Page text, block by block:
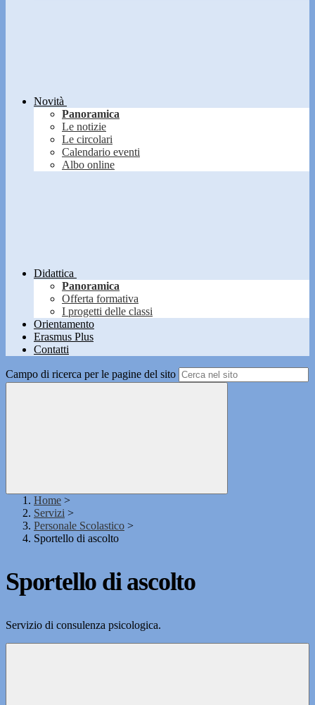
Novità
Panoramica
Le notizie
Le circolari
Calendario eventi
Albo online
Didattica
Panoramica
Offerta formativa
I progetti delle classi
Orientamento
Erasmus Plus
Contatti
Campo di ricerca per le pagine del sito
Home >
Servizi >
Personale Scolastico >
Sportello di ascolto
Sportello di ascolto
Servizio di consulenza psicologica.